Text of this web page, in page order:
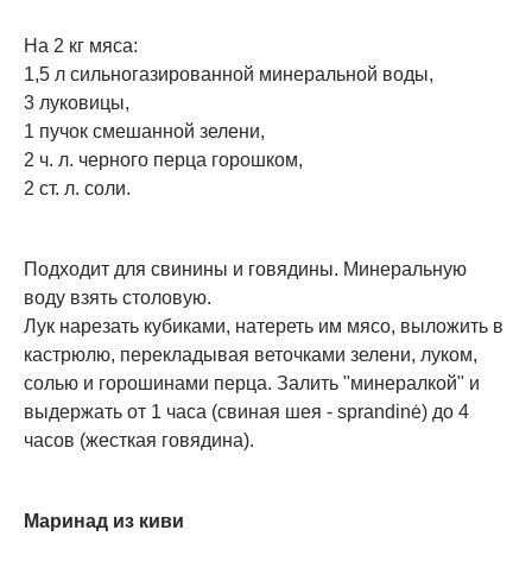
На 2 кг мяса:
1,5 л сильногазированной минеральной воды,
3 луковицы,
1 пучок смешанной зелени,
2 ч. л. черного перца горошком,
2 ст. л. соли.
Подходит для свинины и говядины. Минеральную
воду взять столовую.
Лук нарезать кубиками, натереть им мясо, выложить в
кастрюлю, перекладывая веточками зелени, луком,
солью и горошинами перца. Залить "минералкой" и
выдержать от 1 часа (свиная шея - sprandinė) до 4
часов (жесткая говядина).
Маринад из киви